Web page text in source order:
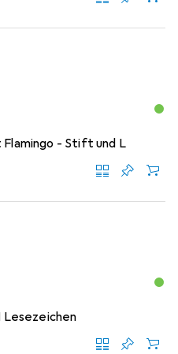
Flamingo - Stift und L
Lesezeichen